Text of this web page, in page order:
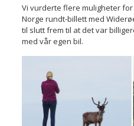
Vi vurderte flere muligheter
Norge rundt-billett med
til slutt frem til at det var
med vår egen bil.